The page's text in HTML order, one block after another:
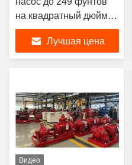
на квадратный дюйм
для коммерческих
зданий, нуждающихся
в противопожарной
Лучшая цена
Видео